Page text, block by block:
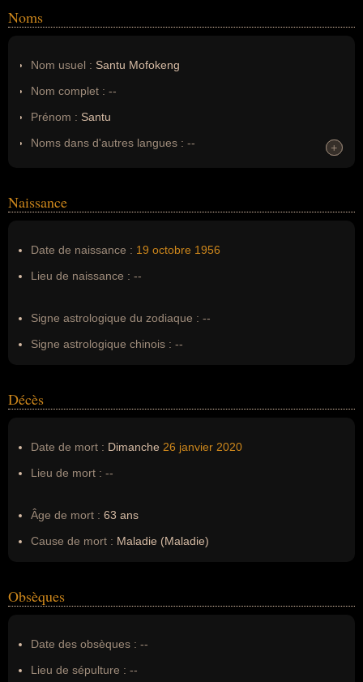
Noms
Nom usuel : Santu Mofokeng
Nom complet : --
Prénom : Santu
Noms dans d'autres langues : --
Nom de famille :Mofokeng
+
+
Naissance
Date de naissance : 19 octobre 1956
Lieu de naissance : --
Signe astrologique du zodiaque : --
Signe astrologique chinois : --
Décès
Date de mort : Dimanche 26 janvier 2020
Lieu de mort : --
Âge de mort : 63 ans
Cause de mort : Maladie (Maladie)
Obsèques
Date des obsèques : --
Lieu de sépulture : --